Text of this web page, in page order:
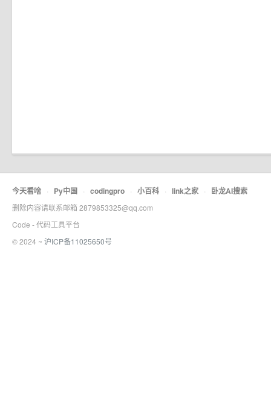
今天看啥 · Py中国 · codingpro · 小百科 · link之家 · 卧龙AI搜索
删除内容请联系邮箱 2879853325@qq.com
Code - 代码工具平台
© 2024 ~ 沪ICP备11025650号